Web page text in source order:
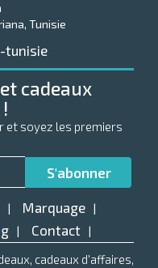
Tunisie
tunisie
cadeaux
et soyez les premiers
| Marquage |
| Contact |
cadeaux d'affaires,